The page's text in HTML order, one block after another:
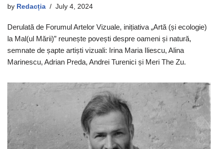
by Redacția July 4, 2024
Derulată de Forumul Artelor Vizuale, inițiativa „Artă (și ecologie)
la Mal(ul Mării)” reunește povești despre oameni și natură,
semnate de șapte artiști vizuali: Irina Maria Iliescu, Alina
Marinescu, Adrian Preda, Andrei Turenici și Meri The Zu.